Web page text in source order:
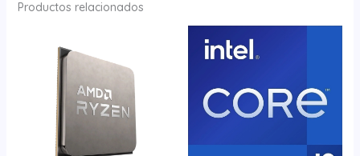
Productos relacionados